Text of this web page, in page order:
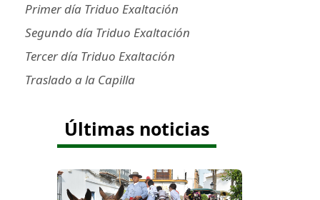
Primer día Triduo Exaltación
Segundo día Triduo Exaltación
Tercer día Triduo Exaltación
Traslado a la Capilla
Últimas noticias